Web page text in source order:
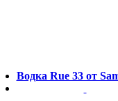
Водка Rue 33 от